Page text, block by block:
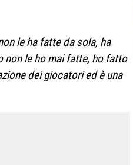
le ha fatte da sola, ha
le ho mai fatte, ho fatto
dei giocatori ed è una